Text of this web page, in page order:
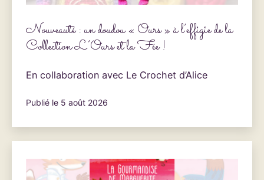
Nouveauté : un doudou « Ours » à l’effigie de la
Collection L’Ours et la Fée !
En collaboration avec Le Crochet d’Alice
Publié le 5 août 2026